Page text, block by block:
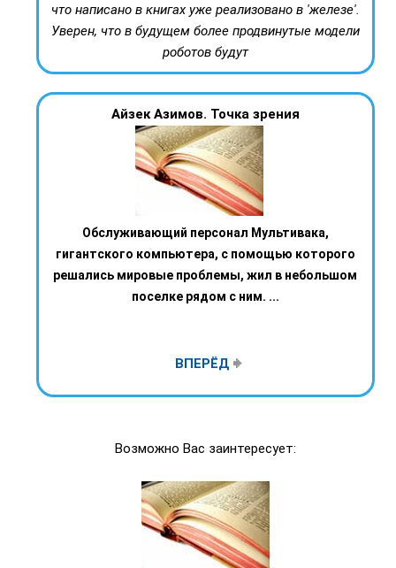
что написано в книгах уже реализовано в 'железе'.
Уверен, что в будущем более продвинутые модели
роботов будут
Айзек Азимов. Точка зрения
Обслуживающий персонал Мультивака,
гигантского компьютера, с помощью которого
решались мировые проблемы, жил в небольшом
поселке рядом с ним. ...
ВПЕРЁД
Возможно Вас заинтересует: